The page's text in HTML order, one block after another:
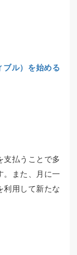
ル）を始める
支払うことで多
。また、月に一
利用して新たな